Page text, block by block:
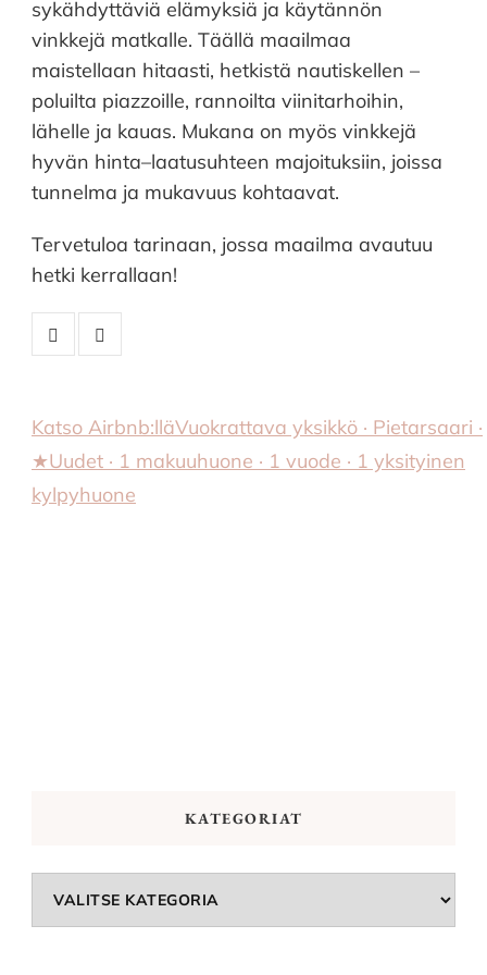
sykähdyttäviä elämyksiä ja käytännön
vinkkejä matkalle. Täällä maailmaa
maistellaan hitaasti, hetkistä nautiskellen –
poluilta piazzoille, rannoilta viinitarhoihin,
lähelle ja kauas. Mukana on myös vinkkejä
hyvän hinta–laatusuhteen majoituksiin, joissa
tunnelma ja mukavuus kohtaavat.
Tervetuloa tarinaan, jossa maailma avautuu
hetki kerrallaan!
Katso Airbnb:lläVuokrattava yksikkö · Pietarsaari ·
★Uudet · 1 makuuhuone · 1 vuode · 1 yksityinen
kylpyhuone
KATEGORIAT